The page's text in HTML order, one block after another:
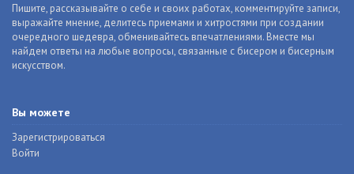
Пишите, рассказывайте о себе и своих работах, комментируйте записи,
выражайте мнение, делитесь приемами и хитростями при создании
очередного шедевра, обменивайтесь впечатлениями. Вместе мы
найдем ответы на любые вопросы, связанные с бисером и бисерным
искусством.
Вы можете
Зарегистрироваться
Войти